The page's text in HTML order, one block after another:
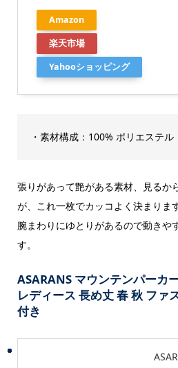
Amazon
楽天市場
Yahooショッピング
・素材構成：100% ポリエステル
張りがあって艶がある素材、見るか
が、これ一枚でカッコよく決まります
腕まわりにゆとりがあるので動きや
す。
ASARANS マウンテンパーカ
レディース 長め丈 春 秋 ファ
付き